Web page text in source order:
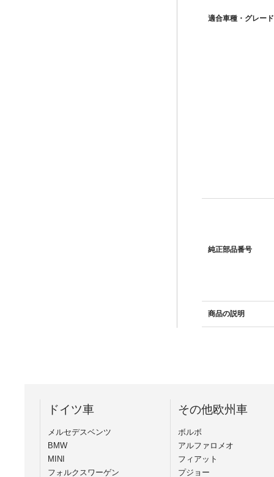
適合車種・グレー
純正部品番号
商品の説明
ドイツ車
メルセデスベンツ
BMW
MINI
フォルクスワーゲン
その他欧州車
ボルボ
アルファロメオ
フィアット
プジョー